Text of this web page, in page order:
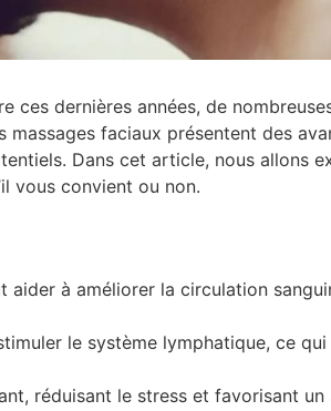
ces dernières années, de
massages faciaux présentent des
Dans cet article, nous allons
vous convient ou non.
aider à améliorer la circulation
le système lymphatique, ce
réduisant le stress et favorisant un